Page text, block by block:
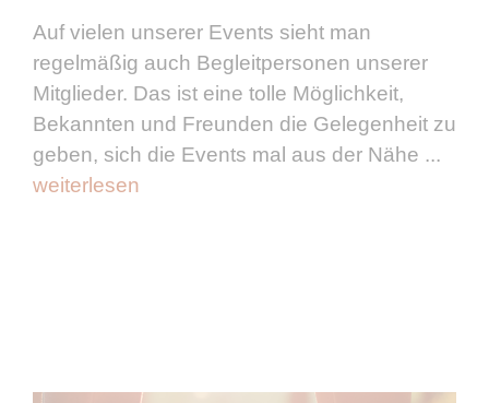
Auf vielen unserer Events sieht man
regelmäßig auch Begleitpersonen unserer
Mitglieder. Das ist eine tolle Möglichkeit,
Bekannten und Freunden die Gelegenheit zu
geben, sich die Events mal aus der Nähe ...
weiterlesen